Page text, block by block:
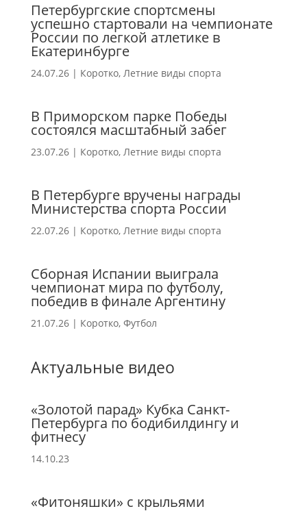
Петербургские спортсмены
успешно стартовали на чемпионате
России по легкой атлетике в
Екатеринбурге
24.07.26| Коротко, Летние виды спорта
В Приморском парке Победы
состоялся масштабный забег
23.07.26| Коротко, Летние виды спорта
В Петербурге вручены награды
Министерства спорта России
22.07.26| Коротко, Летние виды спорта
Сборная Испании выиграла
чемпионат мира по футболу,
победив в финале Аргентину
21.07.26| Коротко, Футбол
Актуальные видео
«Золотой парад» Кубка Санкт-
Петербурга по бодибилдингу и
фитнесу
14.10.23
«Фитоняшки» с крыльями